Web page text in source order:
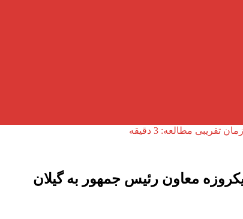
زمان تقریبی مطالعه: 3 دقیقه
معاون رئیس جمهور به گیلان